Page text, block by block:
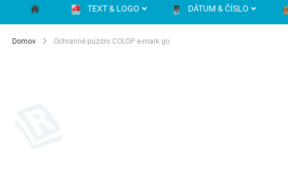
TEXT & LOGO DÁTUM & ČÍSLO
Domov Ochranné púzdro COLOP e-mark go